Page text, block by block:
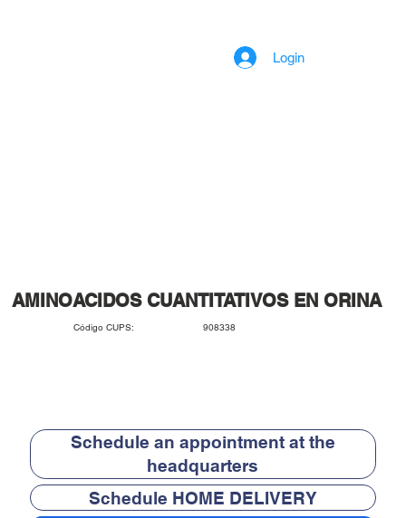
Login
AMINOACIDOS CUANTITATIVOS EN ORINA
Código CUPS: 908338
Schedule an appointment at the
headquarters
Schedule HOME DELIVERY